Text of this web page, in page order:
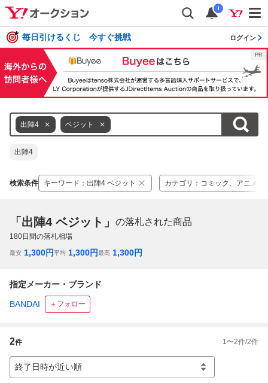
i
毎日引けるくじ 今すぐ挑戦 ログイン
出陣4 ベジット
出陣4
検索条件 キーワード ： 出陣4 ベジット カテゴリ ： コミック、アニメ
「出陣4 ベジット」 の落札された商品
180日間の落札相場
最安 1,300円平均 1,300円最高 1,300円
指定メーカー・ブランド
BANDAI ＋フォロー
2件 1 〜2件/2件
終了日時が近い順